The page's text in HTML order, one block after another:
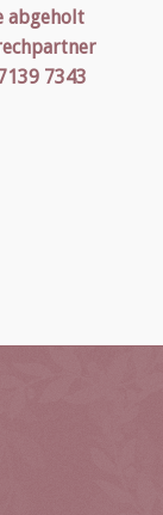
abgeholt
7343